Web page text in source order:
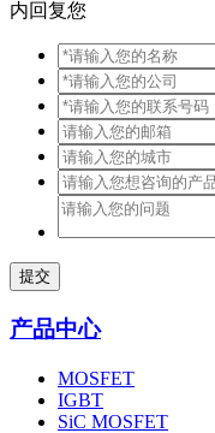
内回复您
提交
产品中心
MOSFET
IGBT
SiC MOSFET